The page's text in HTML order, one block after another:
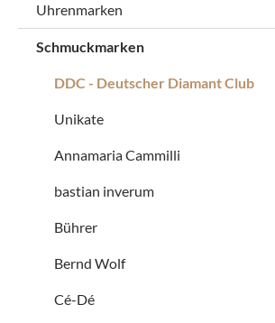
Uhrenmarken
Schmuckmarken
DDC - Deutscher Diamant Club
Unikate
Annamaria Cammilli
bastian inverum
Bührer
Bernd Wolf
Cé-Dé